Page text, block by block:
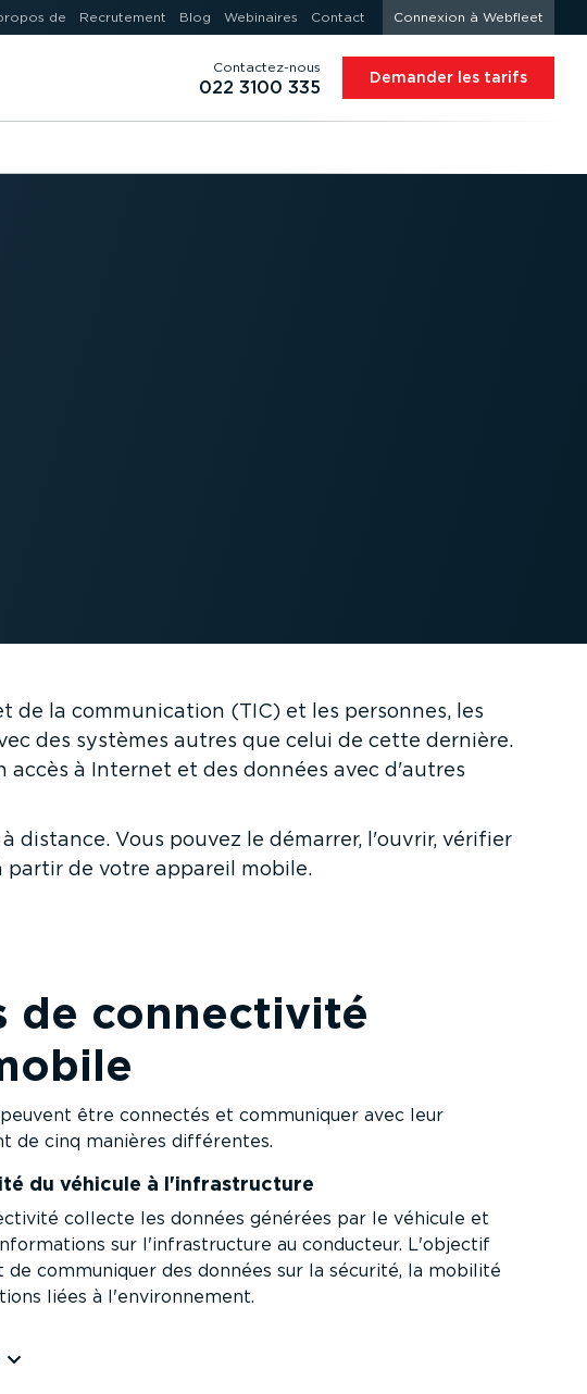
de Recrutement Blog Webinaires Contact Connexion à Webfleet
Contac­tez-nous
022 3100 335 Demander les tarifs
la commu­ni­cation (TIC) et les personnes, les
des systèmes autres que celui de cette dernière.
à Internet et des données avec d'autres
Vous pouvez le démarrer, l'ouvrir, vérifier
de votre appareil mobile.
de connec­tivité
être connectés et communiquer avec leur
de cinq manières différentes.
du véhicule à l'infra­structure
collecte les données générées par le véhicule et
sur l'infra­structure au conducteur. L'objectif
de communiquer des données sur la sécurité, la mobilité
liées à l'environ­nement.